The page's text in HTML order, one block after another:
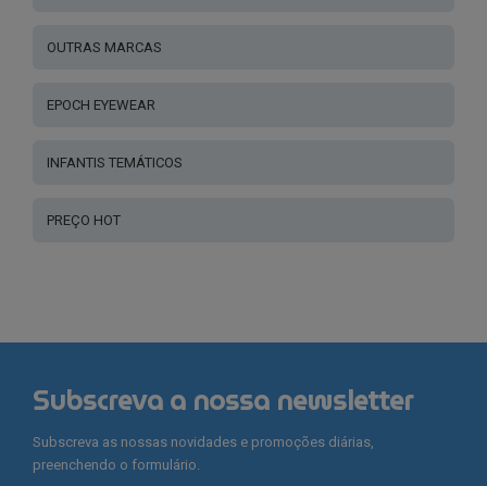
OUTRAS MARCAS
EPOCH EYEWEAR
INFANTIS TEMÁTICOS
PREÇO HOT
Subscreva a nossa newsletter
Subscreva as nossas novidades e promoções diárias,
preenchendo o formulário.